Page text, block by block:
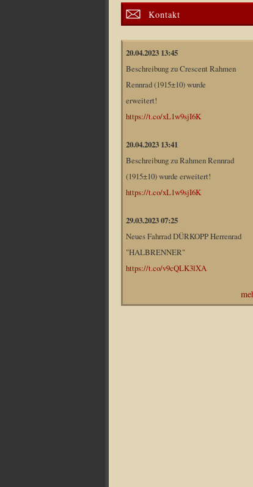
Kontakt
20.04.2023 13:45
Beschreibung zu Crescent Rahmen
Rennrad (1915±10) wurde
erweitert!
https://t.co/xL1w9sjI6K
20.04.2023 13:41
Beschreibung zu Rahmen Rennrad
(1915±10) wurde erweitert!
https://t.co/xL1w9sjI6K
29.03.2023 07:25
Neues Fahrrad DÜRKOPP Herrenrad
"HALBRENNER"
https://t.co/v9cQLK3lXA